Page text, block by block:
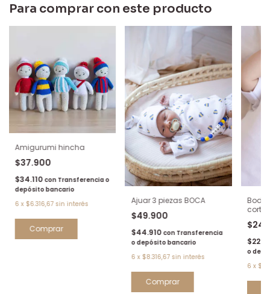
Para comprar con este producto
Amigurumi hincha
$37.900
$34.110 con Transferencia o
depósito bancario
6 x $6.316,67 sin interés
Comprar
Ajuar 3 piezas BOCA
$49.900
$44.910 con Transferencia
o depósito bancario
6 x $8.316,67 sin interés
Body
corta
o
6 x